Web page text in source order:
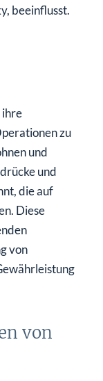
beeinflusst.
ihre
zu
und
und
die auf
Diese
von
von